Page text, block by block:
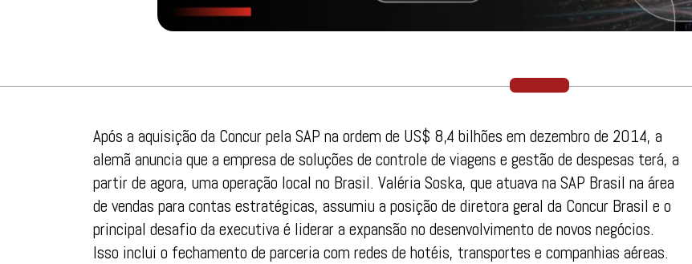
Após a aquisição da Concur pela SAP na ordem de US$ 8,4 bilhões em dezembro de 2014, a
alemã anuncia que a empresa de soluções de controle de viagens e gestão de despesas terá, a
partir de agora, uma operação local no Brasil. Valéria Soska, que atuava na SAP Brasil na área
de vendas para contas estratégicas, assumiu a posição de diretora geral da Concur Brasil e o
principal desafio da executiva é liderar a expansão no desenvolvimento de novos negócios.
Isso inclui o fechamento de parceria com redes de hotéis, transportes e companhias aéreas.